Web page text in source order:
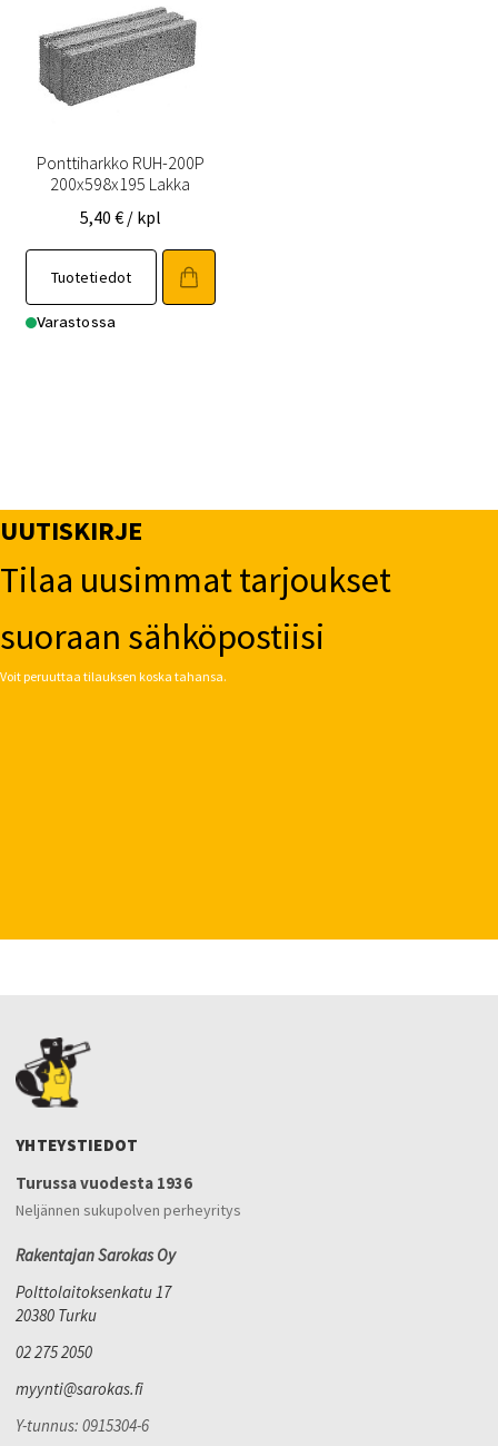
Ponttiharkko RUH-200P
200x598x195 Lakka
5,40 € / kpl
Tuotetiedot
Varastossa
UUTISKIRJE
Tilaa uusimmat tarjoukset
suoraan sähköpostiisi
Voit peruuttaa tilauksen koska tahansa.
YHTEYSTIEDOT
Turussa vuodesta 1936
Neljännen sukupolven perheyritys
Rakentajan Sarokas Oy
Polttolaitoksenkatu 17
20380 Turku
02 275 2050
myynti@sarokas.fi
Y-tunnus: 0915304-6